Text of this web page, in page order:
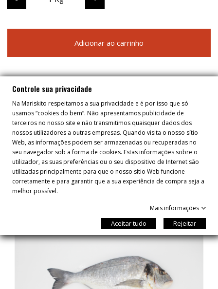
Adicionar ao carrinho
Partilhar
DESCRIÇÃO
TAMBÉM PODERÁ GOSTAR
Controle sua privacidade
Na Mariskito respeitamos a sua privacidade e é por isso que só
usamos “cookies do bem”. Não apresentamos publicidade de
terceiros no nosso site e não transmitimos quaisquer dados dos
nossos utilizadores a outras empresas. Quando visita o nosso sítio
Web, as informações podem ser armazenadas ou recuperadas no
seu navegador sob a forma de cookies. Estas informações sobre o
utilizador, as suas preferências ou o seu dispositivo de Internet são
utilizadas principalmente para que o nosso sítio Web funcione
corretamente e para garantir que a sua experiência de compra seja a
melhor possível.
Mais informações
Aceitar tudo Rejeitar